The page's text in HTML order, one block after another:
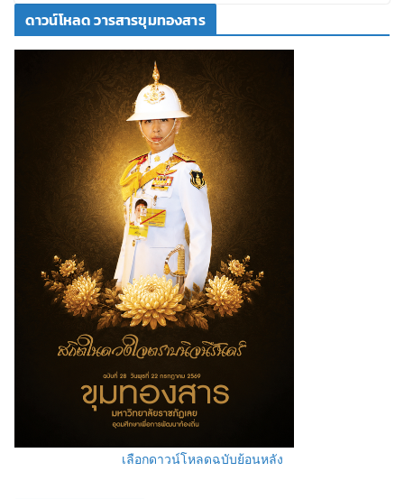
ดาวน์โหลด วารสารขุมทองสาร
เลือกดาวน์โหลดฉบับย้อนหลัง